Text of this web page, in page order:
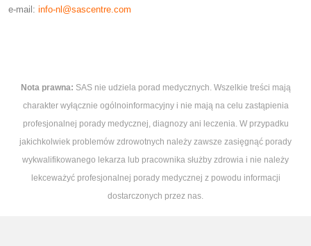
e-mail: info-nl@sascentre.com
Nota prawna: SAS nie udziela porad medycznych. Wszelkie treści mają
charakter wyłącznie ogólnoinformacyjny i nie mają na celu zastąpienia
profesjonalnej porady medycznej, diagnozy ani leczenia. W przypadku
jakichkolwiek problemów zdrowotnych należy zawsze zasięgnąć porady
wykwalifikowanego lekarza lub pracownika służby zdrowia i nie należy
lekceważyć profesjonalnej porady medycznej z powodu informacji
dostarczonych przez nas.